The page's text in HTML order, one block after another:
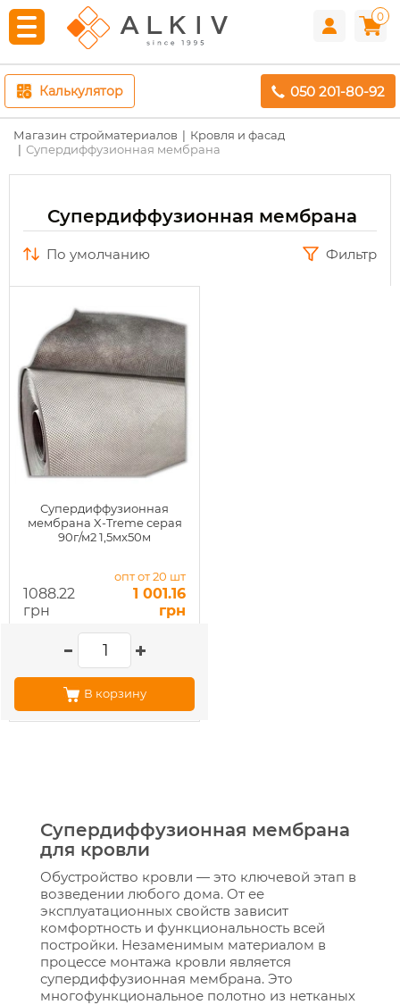
0
Калькулятор 050 201-80-92
Магазин стройматериалов
Кровля и фасад
Супердиффузионная мембрана
Супердиффузионная мембрана
по умолчанию Фильтр
Супердиффузионная
мембрана X-Treme серая
90г/м2 1,5мx50м
1088.22
грн
опт от 20 шт
1 001.16
грн
В корзину
Супердиффузионная мембрана
для кровли
Обустройство кровли — это ключевой этап в
возведении любого дома. От ее
эксплуатационных свойств зависит
комфортность и функциональность всей
постройки. Незаменимым материалом в
процессе монтажа кровли является
супердиффузионная мембрана. Это
многофункциональное полотно из нетканых